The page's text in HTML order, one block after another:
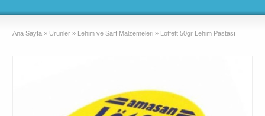
Ana Sayfa » Ürünler » Lehim ve Sarf Malzemeleri » Lötfett 50gr Lehim Pastası